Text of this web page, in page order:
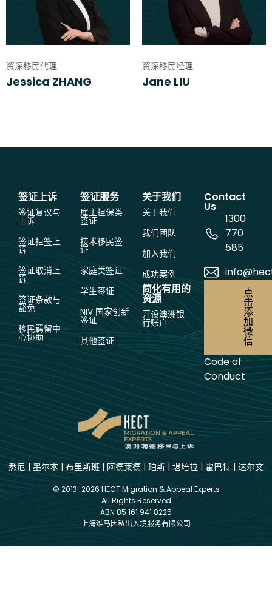
资深移民代理
Jessica ZHANG
资深移民经理
Jane LIU
签证上诉
签证复议与
上诉
签证拒签上
诉
签证取消上
诉
签证条款与
豁免
移民羁留中
心协助
签证服务
雇主担保类
签证
技术移民签
证
家庭类签证
学生签证
NIV 国家创新
签证
其他签证
关于我们
关于我们
我们团队
加入我们
成功案例
简化有用的
资源
开设澳洲银
行账户
Contact
Us
1300
770
585
点
击
添
加
微
信
Code of
Conduct
悉尼 | 墨尔本 | 布里斯班 | 阿德莱德 | 珀斯 | 堪培拉 | 霍巴特 | 达尔文
© 2013-2026 HECT Migration & Appeal Experts
All Rights Reserved
ABN 85 161 941 8225
上海维马因私出入境服务有限公司